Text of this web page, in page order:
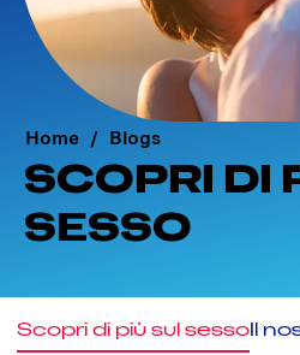
Home Blogs
SCOPRI DI
SESSO
Scopri di più sul sessoIl